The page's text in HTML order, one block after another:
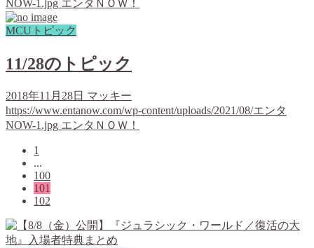
NOW-1.jpg エンタＮＯＷ！
MCUトピック
11/28のトピック
2018年11月28日 マッキー
https://www.entanow.com/wp-content/uploads/2021/08/エンタ
NOW-1.jpg エンタＮＯＷ！
1
...
100
101
102